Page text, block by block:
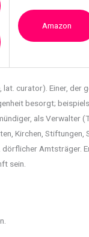
Amazon
lat. curator). Einer, der
besorgt;
als Verwalter
Kirchen, Stiftungen,
Amtsträger.
sein.